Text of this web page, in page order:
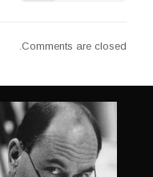
Comments are closed.